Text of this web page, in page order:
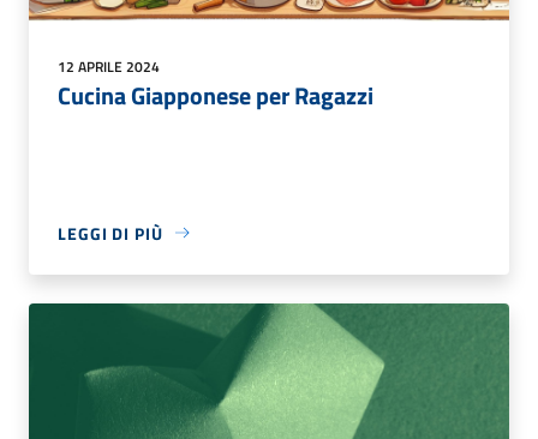
12 APRILE 2024
Cucina Giapponese per Ragazzi
LEGGI DI PIÙ